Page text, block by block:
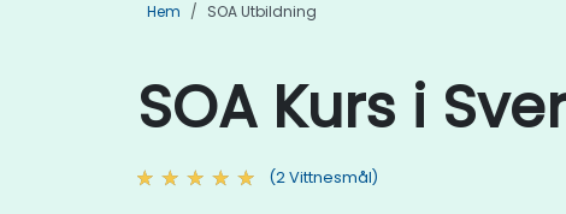
Hem SOA Utbildning
SOA Kurs i
(2 Vittnesmål)